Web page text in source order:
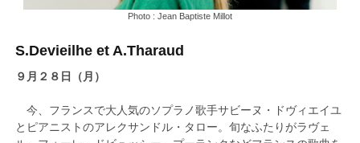
Photo : Jean Baptiste Millot
S.Devieilhe et A.Tharaud
９月２８日（月）
今、フランスで大人気のソプラノ歌手サビーヌ・ドヴィエイユ
とピアニストのアレクサンドル・タロー。旬なふたりがラヴェ